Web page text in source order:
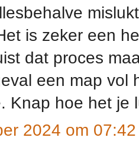
is zeker een
dat proces
een map vol
Knap hoe het je
2024 om 07:42